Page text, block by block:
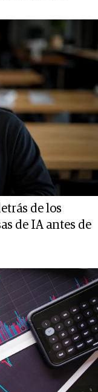
de los
de IA antes de